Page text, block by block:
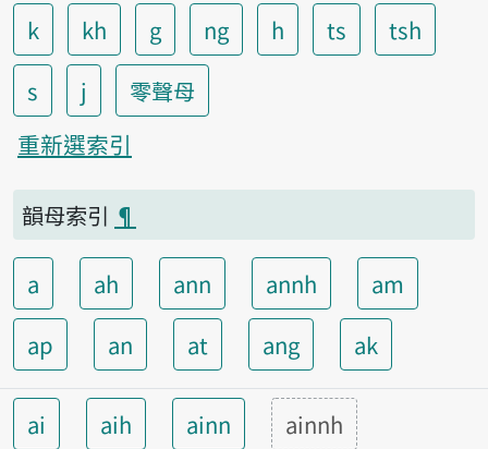
k
kh g ng h ts
tsh
s
j
零聲母
重新選索引
韻母索引 ¶
a ah ann annh
am
ap
an at ang ak
ai aih ainn ainnh